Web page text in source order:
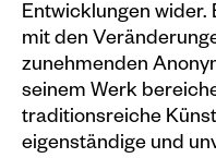
Entwicklungen wider.
mit den
zunehmenden
seinem Werk
traditionsreiche
eigenständige und